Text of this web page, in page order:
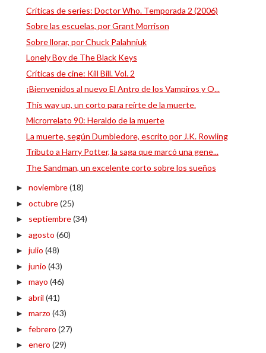
Críticas de series: Doctor Who. Temporada 2 (2006)
Sobre las escuelas, por Grant Morrison
Sobre llorar, por Chuck Palahniuk
Lonely Boy de The Black Keys
Críticas de cine: Kill Bill. Vol. 2
¡Bienvenidos al nuevo El Antro de los Vampiros y O...
This way up, un corto para reírte de la muerte.
Microrrelato 90: Heraldo de la muerte
La muerte, según Dumbledore, escrito por J.K. Rowling
Tributo a Harry Potter, la saga que marcó una gene...
The Sandman, un excelente corto sobre los sueños
► noviembre(18)
► octubre(25)
► septiembre(34)
► agosto (60)
► julio (48)
► junio (43)
► mayo (46)
► abril (41)
► marzo (43)
► febrero (27)
► enero (29)